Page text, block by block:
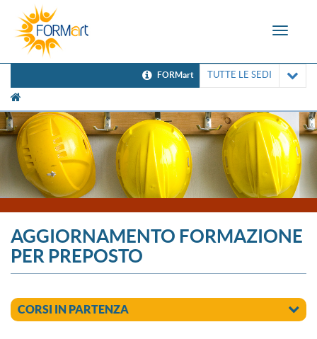
Toggle
FORMart TUTTE LE SEDI
AGGIORNAMENTO FORMAZIONE
PER PREPOSTO
CORSI IN PARTENZA